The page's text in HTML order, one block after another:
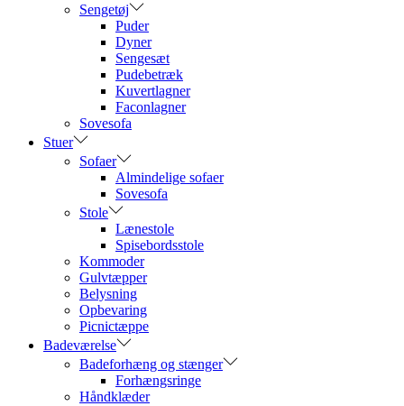
Sengetøj
Puder
Dyner
Sengesæt
Pudebetræk
Kuvertlagner
Faconlagner
Sovesofa
Stuer
Sofaer
Almindelige sofaer
Sovesofa
Stole
Lænestole
Spisebordsstole
Kommoder
Gulvtæpper
Belysning
Opbevaring
Picnictæppe
Badeværelse
Badeforhæng og stænger
Forhængsringe
Håndklæder